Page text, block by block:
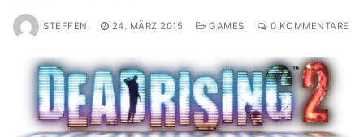
STEFFEN 24. MÄRZ 2015 GAMES 0 KOMMENTARE